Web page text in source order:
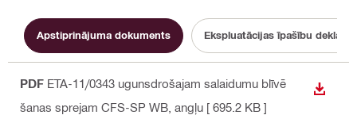
Apstiprinājuma dokuments Ekspluatācijas īpašību
PDF ETA-11/0343 ugunsdrošajam salaidumu blīvē
šanas sprejam CFS-SP WB , angļu [ 695.2 KB ]